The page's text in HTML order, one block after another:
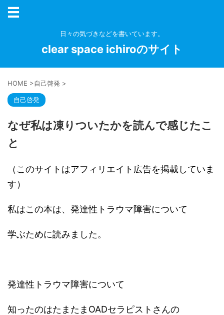
日々の気づきなどを書いています。
clear space ichiroのサイト
HOME >自己啓発 >
自己啓発
なぜ私は凍りついたかを読んで感じたこ
と
（このサイトはアフィリエイト広告を掲載していま
す）
私はこの本は、発達性トラウマ障害について
学ぶために読みました。
発達性トラウマ障害について
知ったのはたまたまOADセラピストさんの